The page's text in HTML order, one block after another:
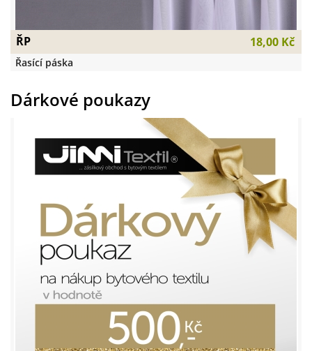
ŘP 18,00 Kč
Řasící páska
Dárkové poukazy